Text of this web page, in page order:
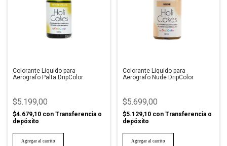
Colorante Liquido para
Aerografo Palta DripColor
$5.199,00
$4.679,10 con Transferencia o
depósito
Colorante Liquido para
Aerografo Nude DripColor
$5.699,00
$5.129,10 con Transferencia o
depósito